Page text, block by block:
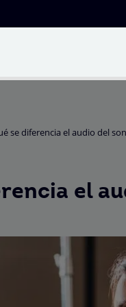
se diferencia el audio del
el